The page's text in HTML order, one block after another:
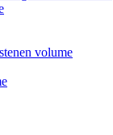
volume